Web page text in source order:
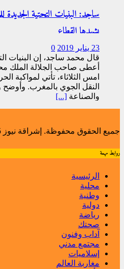
ساجد: البنيات التحتية الجديدة
يشهدها القطاع
23 يناير 2019
0
قال محمد ساجد، إن البنيات
أعطى صاحب الجلالة الملك
امس الثلاثاء، تأتي لمواكبة
النقل الجوي بالمغرب. وأوضح
والصناعة [...]
جميع الحقوق محفوظة. إشراقة نيوز 2015 – 2019.
روابط مهمة
الرئيسية
محلية
وطنية
دولية
رياضة
صحتك
آداب وفنون
مجتمع مدني
إسلاميات
مغاربة العالم